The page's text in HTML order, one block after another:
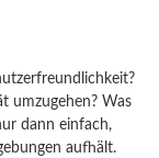
umzugehen? Was
dann einfach,
aufhält.